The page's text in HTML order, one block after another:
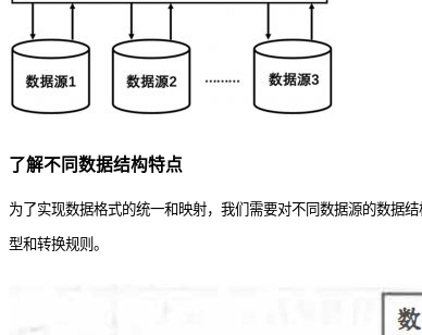
了解不同数据结构特点
为了实现数据格式的统一和映射，我们需要对不同数据源的数据
型和转换规则。